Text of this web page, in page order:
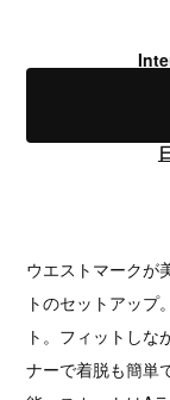
ウエストマークが
トのセットアップ
ト。フィットしな
ナーで着脱も簡単